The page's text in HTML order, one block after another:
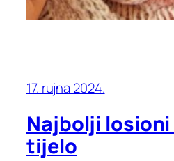
17. rujna 2024.
Najbolji losioni
tijelo